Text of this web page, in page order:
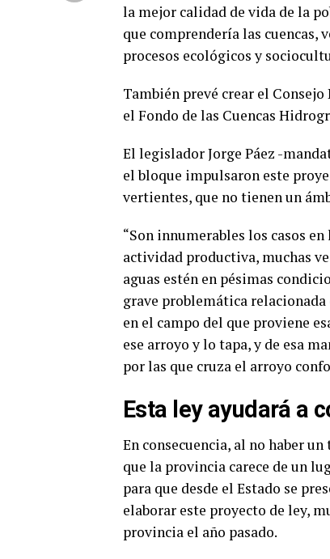
la mejor calidad de vida de la
que comprendería las cuencas,
procesos ecológicos y
También prevé crear el
el Fondo de las Cuencas
El legislador Jorge Páez -
el bloque impulsaron este
vertientes, que no tienen un
“Son innumerables los casos
actividad productiva, muchas
aguas estén en pésimas
grave problemática relacionada
en el campo del que proviene
ese arroyo y lo tapa, y de esa
por las que cruza el arroyo
Esta ley ayudará a
En consecuencia, al no haber
que la provincia carece de un
para que desde el Estado se
elaborar este proyecto de ley,
provincia el año pasado.